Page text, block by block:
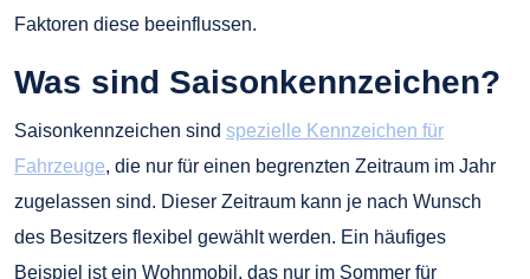
Faktoren diese beeinflussen.
Was sind Saisonkennzeichen?
Saisonkennzeichen sind spezielle Kennzeichen für
Fahrzeuge, die nur für einen begrenzten Zeitraum im Jahr
zugelassen sind. Dieser Zeitraum kann je nach Wunsch
des Besitzers flexibel gewählt werden. Ein häufiges
Beispiel ist ein Wohnmobil, das nur im Sommer für